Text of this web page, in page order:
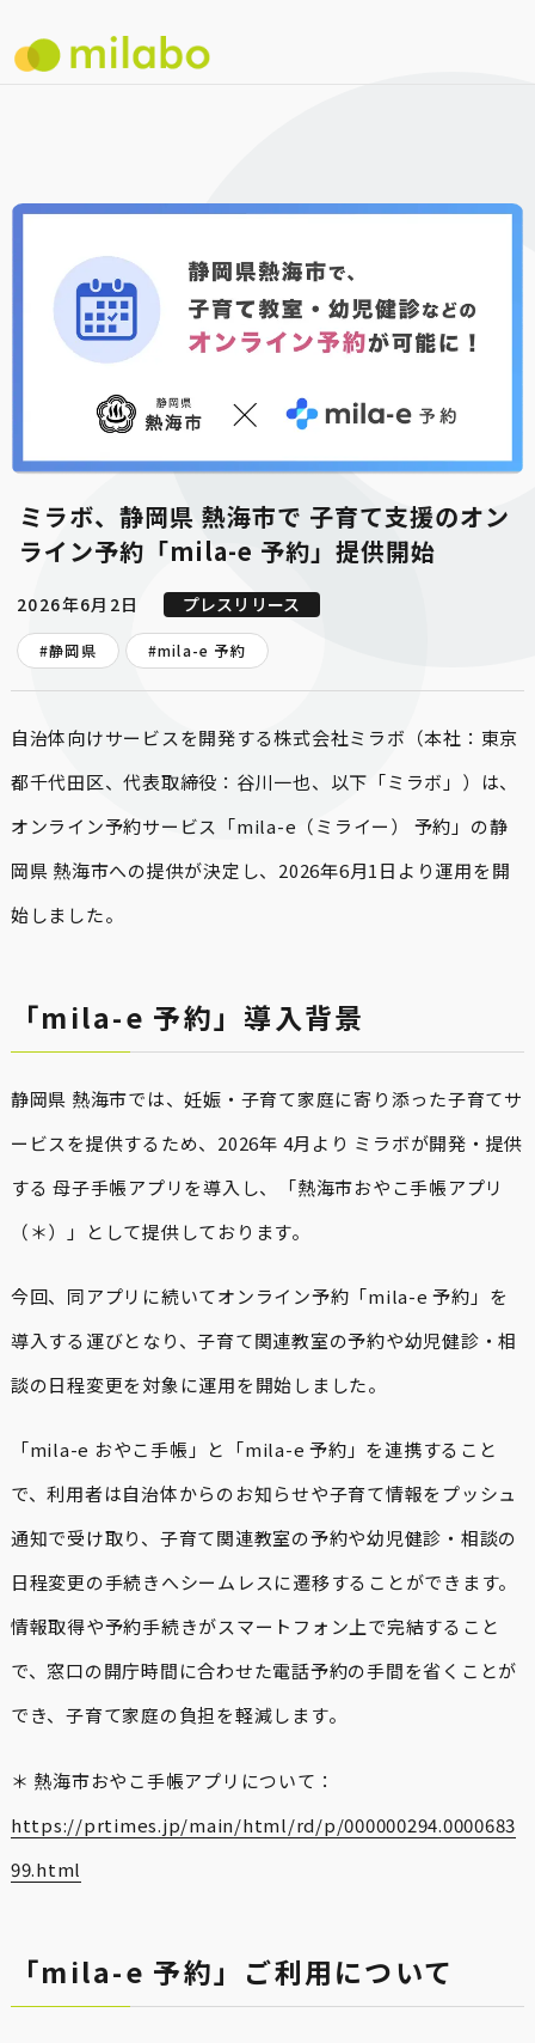
ミラボ、静岡県 熱海市で 子育て支援のオン
ライン予約「mila-e 予約」提供開始
2026年6月2日 プレスリリース
#静岡県 #mila-e 予約
自治体向けサービスを開発する株式会社ミラボ（本社：東京
都千代田区、代表取締役：谷川一也、以下「ミラボ」）は、
オンライン予約サービス「mila-e（ミライー） 予約」の静
岡県 熱海市への提供が決定し、2026年6月1日より運用を開
始しました。
「mila-e 予約」導入背景
静岡県 熱海市では、妊娠・子育て家庭に寄り添った子育てサ
ービスを提供するため、2026年 4月より ミラボが開発・提供
する 母子手帳アプリを導入し、「熱海市おやこ手帳アプリ
（＊）」として提供しております。
今回、同アプリに続いてオンライン予約「mila-e 予約」を
導入する運びとなり、子育て関連教室の予約や幼児健診・相
談の日程変更を対象に運用を開始しました。
「mila-e おやこ手帳」と「mila-e 予約」を連携すること
で、利用者は自治体からのお知らせや子育て情報をプッシュ
通知で受け取り、子育て関連教室の予約や幼児健診・相談の
日程変更の手続きへシームレスに遷移することができます。
情報取得や予約手続きがスマートフォン上で完結すること
で、窓口の開庁時間に合わせた電話予約の手間を省くことが
でき、子育て家庭の負担を軽減します。
＊ 熱海市おやこ手帳アプリについて：
https://prtimes.jp/main/html/rd/p/000000294.0000683
99.html
「mila-e 予約」ご利用について